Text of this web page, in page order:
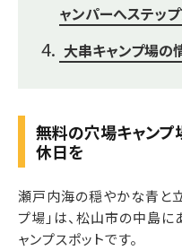
ャンパーへステップ
大串キャンプ場の
無料の穴場キャンプ
休日を
瀬戸内海の穏やかな青と
プ場」は、松山市の中島
ャンプスポットです。